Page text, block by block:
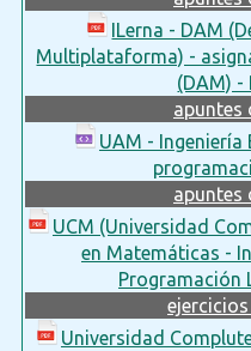
ILerna - DAM
Multiplataforma) -
(DAM) -
apuntes
UAM -
apuntes
UCM (Universidad
en Matemáticas -
Programación
Universidad